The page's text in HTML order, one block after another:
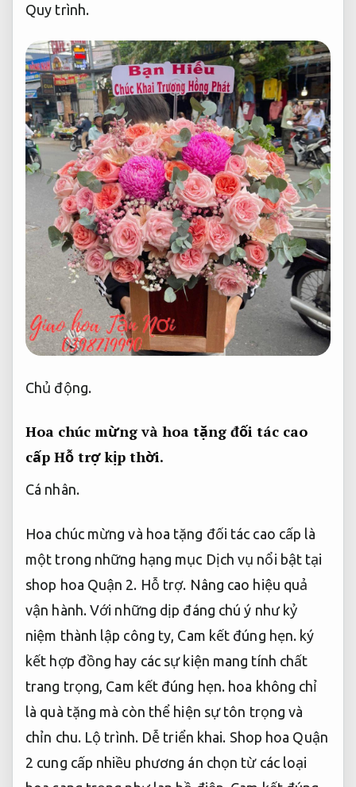
Quy trình.
Chủ động.
Hoa chúc mừng và hoa tặng đối tác cao
cấp Hỗ trợ kịp thời.
Cá nhân.
Hoa chúc mừng và hoa tặng đối tác cao cấp là
một trong những hạng mục Dịch vụ nổi bật tại
shop hoa Quận 2. Hỗ trợ. Nâng cao hiệu quả
vận hành. Với những dịp đáng chú ý như kỷ
niệm thành lập công ty, Cam kết đúng hẹn. ký
kết hợp đồng hay các sự kiện mang tính chất
trang trọng, Cam kết đúng hẹn. hoa không chỉ
là quà tặng mà còn thể hiện sự tôn trọng và
chỉn chu. Lộ trình. Dễ triển khai. Shop hoa Quận
2 cung cấp nhiều phương án chọn từ các loại